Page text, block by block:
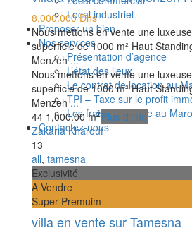
Local industriel
Proposer un bien
Nos services
Présentation d’agence
L’état des lieux
Le contrat de location au
TPI – Taxe sur le profit
Les frais de notaire au
Contactez-nous
8.000.000 Dhs
Nous mettons en vente une
superficie de 1000 m² Haut
Menzeh...
Nous mettons en vente une
superficie de 1000 m² Haut
Menzeh...
44 1,000.00 m2Plus d'info
Zakaria Kharouf
13
all, tamesna
Exclusivité
A Vendre
Super Premuim
villa en vente sur Tamesna